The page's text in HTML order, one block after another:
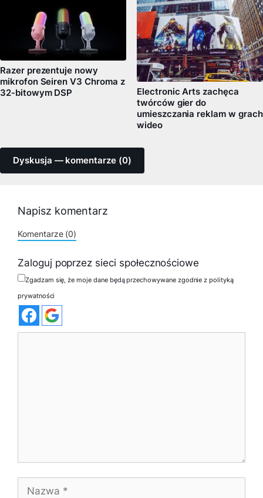
Razer prezentuje nowy
mikrofon Seiren V3 Chroma z
32-bitowym DSP
Electronic Arts zachęca
twórców gier do
umieszczania reklam w grach
wideo
Dyskusja — komentarze (0)
Napisz komentarz
Komentarze (0)
Zaloguj poprzez sieci społecznościowe
Zgadzam się, że moje dane będą przechowywane zgodnie z polityką
prywatności
Nazwa